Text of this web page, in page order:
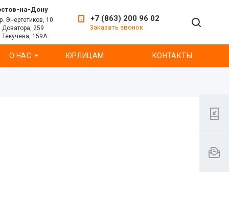
на-Дону
Энергетиков, 10
Доватора, 259
Текучева, 159А
+7 (863) 200 96 02
Заказать звонок
О НАС ЮРЛИЦАМ КОНТАКТЫ